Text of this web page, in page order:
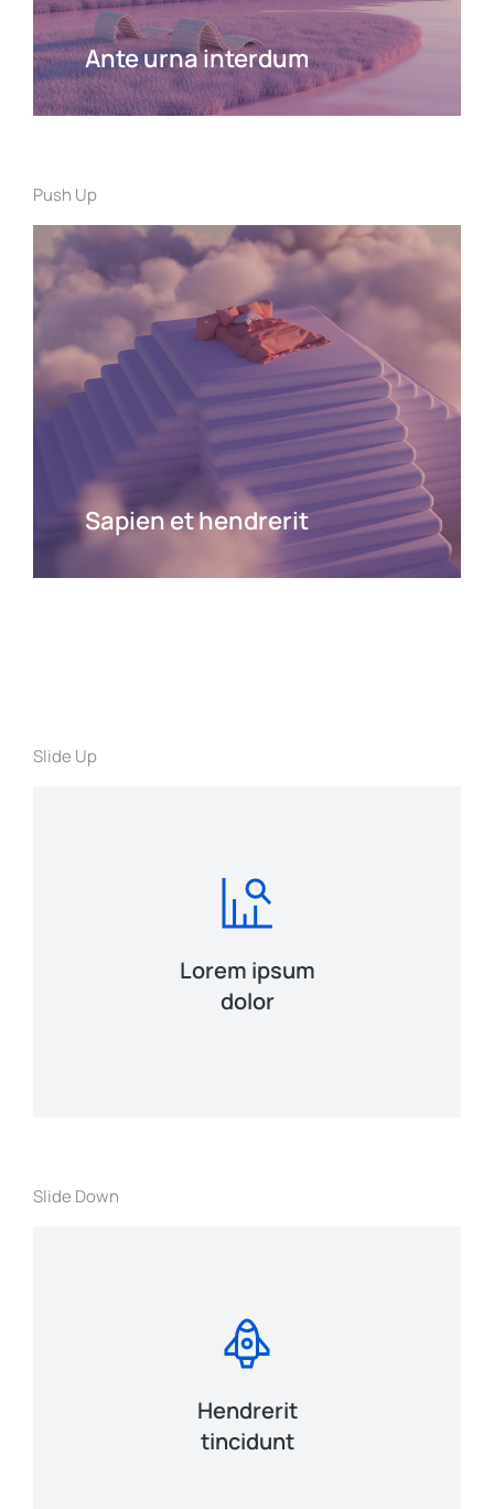
Ante urna interdum
Push Up
Sapien et hendrerit
Slide Up
Lorem ipsum
dolor
View Details
Slide Down
Hendrerit
tincidunt
Curabitur lacinia, sapien et hendrerit